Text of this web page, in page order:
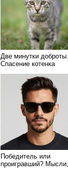
Две минутки доброты.
Спасение котенка
Победитель или
проигравший? Мысли,